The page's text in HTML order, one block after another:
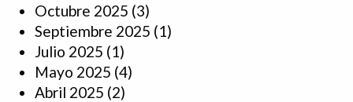
Octubre 2025 (3)
Septiembre 2025 (1)
Julio 2025 (1)
Mayo 2025 (4)
Abril 2025 (2)